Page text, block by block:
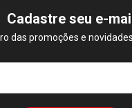
Cadastre seu e-
das promoções e